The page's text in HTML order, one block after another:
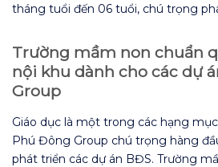
tháng tuổi đến 06 tuổi, chú trọng
Trường mầm non chuẩn
nội khu dành cho các dự
Group
Giáo dục là một trong các hạng
Phú Đông Group chú trọng hàng
phát triển các dự án BĐS. Trường